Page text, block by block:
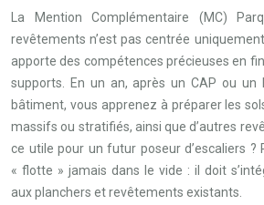
La Mention Complémentaire (MC)
revêtements n’est pas centrée
apporte des compétences précieuses en
supports. En un an, après un CAP ou un
bâtiment, vous apprenez à préparer les
massifs ou stratifiés, ainsi que d’autres
ce utile pour un futur poseur d’escaliers ?
« flotte » jamais dans le vide : il doit
aux planchers et revêtements existants.